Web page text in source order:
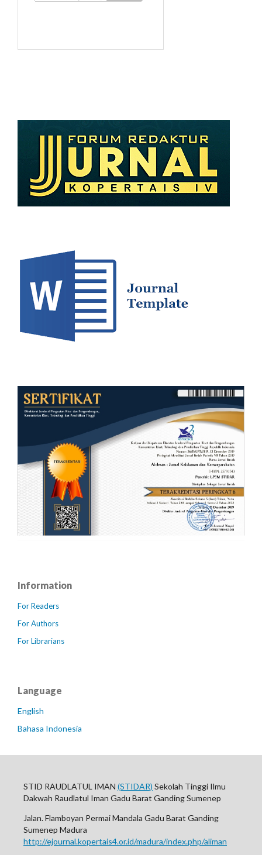
Information
For Readers
For Authors
For Librarians
Language
English
Bahasa Indonesia
STID RAUDLATUL IMAN (STIDAR) Sekolah Tinggi Ilmu
Dakwah Raudlatul Iman Gadu Barat Ganding Sumenep
Jalan. Flamboyan Permai Mandala Gadu Barat Ganding
Sumenep Madura
http://ejournal.kopertais4.or.id/madura/index.php/aliman